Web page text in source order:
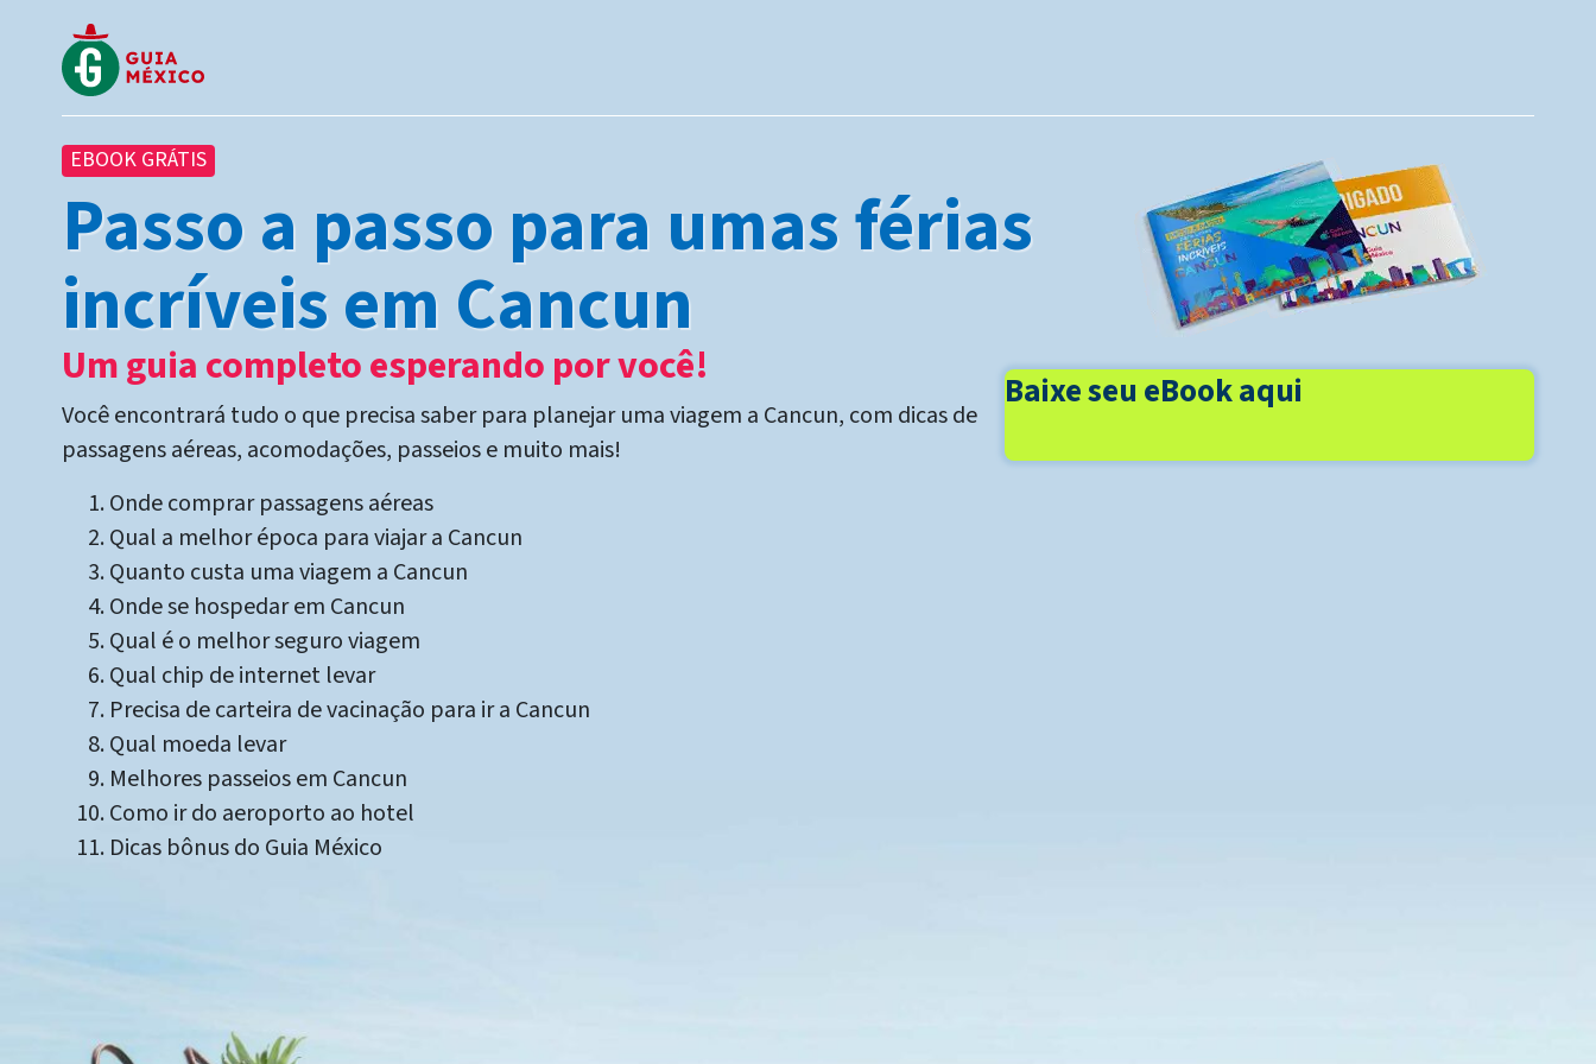
EBOOK GRÁTIS
Passo a passo para umas férias
incríveis em Cancun
Um guia completo esperando por você!
Você encontrará tudo o que precisa saber para planejar uma viagem a Cancun, com dicas de
passagens aéreas, acomodações, passeios e muito mais!
Onde comprar passagens aéreas
Qual a melhor época para viajar a Cancun
Quanto custa uma viagem a Cancun
Onde se hospedar em Cancun
Qual é o melhor seguro viagem
Qual chip de internet levar
Precisa de carteira de vacinação para ir a Cancun
Qual moeda levar
Melhores passeios em Cancun
Como ir do aeroporto ao hotel
Dicas bônus do Guia México
Baixe seu eBook aqui